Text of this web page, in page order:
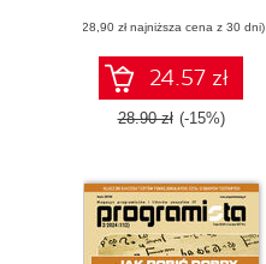
(28,90 zł najniższa cena z 30 dni)
24.57 zł
28.90 zł (-15%)